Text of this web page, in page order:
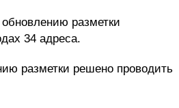
разметки
34 адреса.
разметки решено проводить